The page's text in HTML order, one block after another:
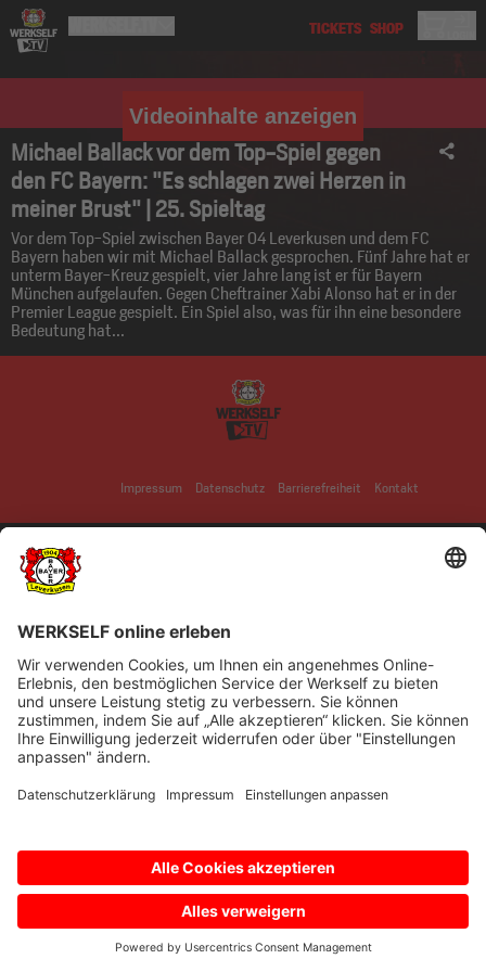
Videoinhalte anzeigen
Michael Ballack vor dem Top-Spiel gegen
den FC Bayern: "Es schlagen zwei Herzen in
meiner Brust" | 25. Spieltag
Vor dem Top-Spiel zwischen Bayer 04 Leverkusen und dem FC
Bayern haben wir mit Michael Ballack gesprochen. Fünf Jahre hat er
unterm Bayer-Kreuz gespielt, vier Jahre lang ist er für Bayern
München aufgelaufen. Gegen Cheftrainer Xabi Alonso hat er in der
Premier League gespielt. Ein Spiel also, was für ihn eine besondere
Bedeutung hat...
Impressum Datenschutz Barrierefreiheit Kontakt